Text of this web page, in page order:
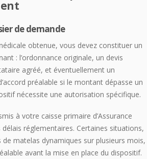
de demande
obtenue, vous devez constituer un
: l’ordonnance originale, un devis
agréé, et éventuellement un
préalable si le montant dépasse un
nécessite une autorisation spécifique.
à votre caisse primaire d’Assurance
délais réglementaires. Certaines situations,
matelas dynamiques sur plusieurs mois,
avant la mise en place du dispositif.